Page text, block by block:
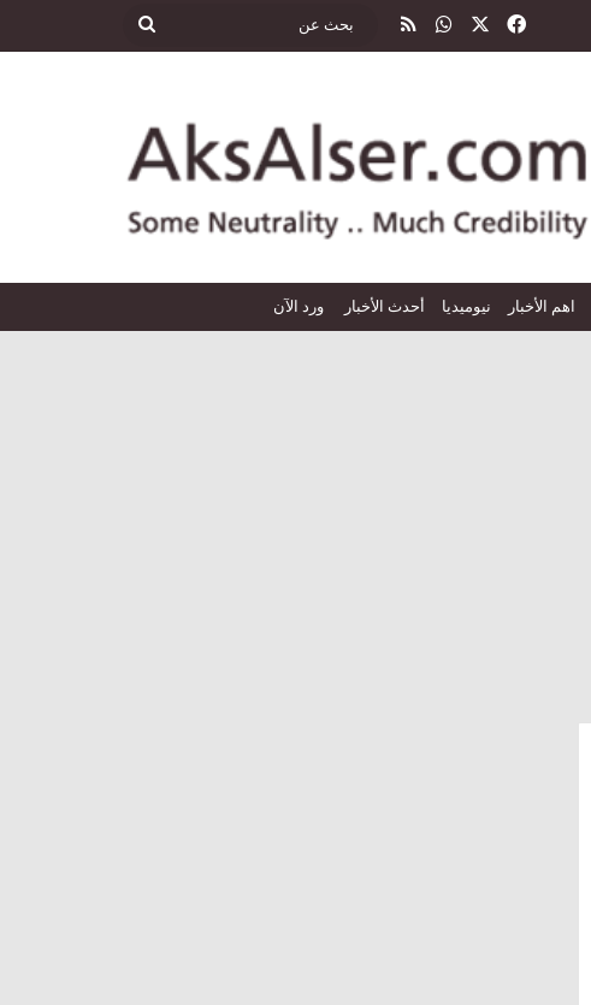
فيسبوك واتسابملخص الموقع RSS بحث
اهم الأخبار نيوميديا أحدث الأخبار ورد الآن